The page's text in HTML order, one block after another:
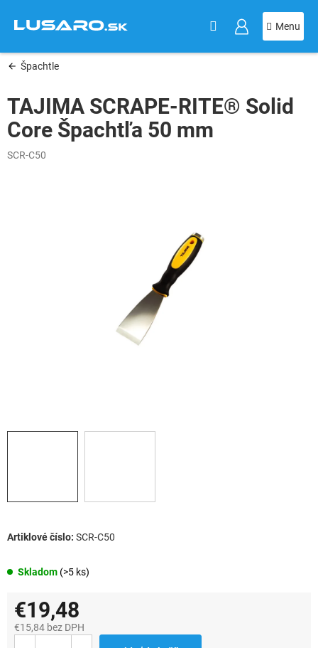
obsah
Špachtle
TAJIMA SCRAPE-RITE® Solid
Core Špachtľa 50 mm
SCR-C50
Skladom (>5 ks)
SCR-C50
€19,48
€15,84 bez DPH